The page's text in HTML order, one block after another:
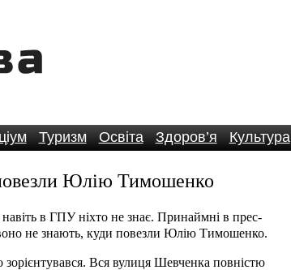
Туризм Освіта Здоров’я Культура
Юлію Тимошенко
в ГПУ ніхто не знає. Принаймні в прес-
не знають, куди повезли Юлію Тимошенко.
Вся вулиця Шевченка повністю